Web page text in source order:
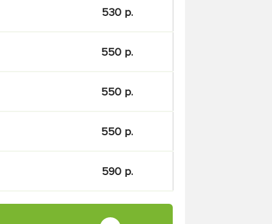
530 р.
550 р.
550 р.
550 р.
590 р.